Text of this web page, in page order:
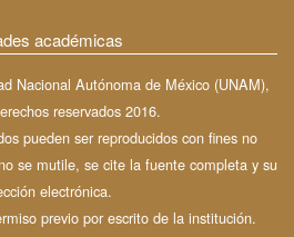
académicas
Nacional Autónoma de México (UNAM),
reservados 2016.
pueden ser reproducidos con fines no
se mutile, se cite la fuente completa y su
electrónica.
previo por escrito de la institución.